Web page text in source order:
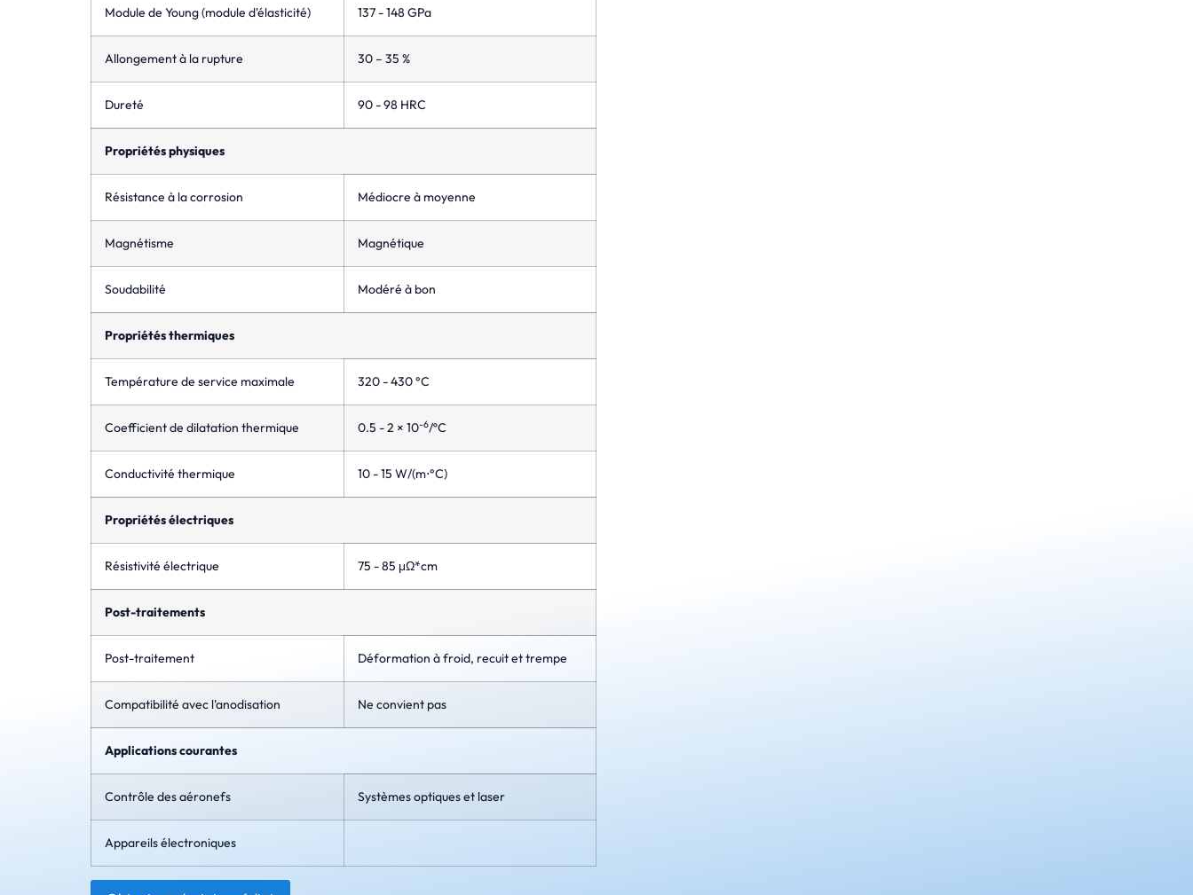
Module de Young (module d'élasticité) 137 - 148 GPa
Allongement à la rupture 30 – 35 %
Dureté 90 - 98 HRC
Propriétés physiques
Résistance à la corrosion Médiocre à moyenne
Magnétisme Magnétique
Soudabilité Modéré à bon
Propriétés thermiques
Température de service maximale 320 - 430 °C
Coefficient de dilatation thermique 0.5 - 2 × 10-6/ºC
Conductivité thermique 10 - 15 W/(m⋅°C)
Propriétés électriques
Résistivité électrique 75 - 85 μΩ*cm
Post-traitements
Post-traitement Déformation à froid, recuit et trempe
Compatibilité avec l'anodisation Ne convient pas
Applications courantes
Contrôle des aéronefs Systèmes optiques et laser
Appareils électroniques